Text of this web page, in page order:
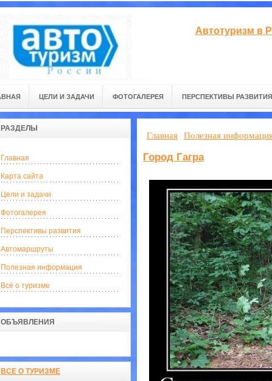
Автотуризм в
ЦЕЛИ И ЗАДАЧИ ФОТОГАЛЕРЕЯ ПЕРСПЕКТИВЫ РАЗВИТИЯ
РАЗДЕЛЫ
Главная
Карта сайта
Цели и задачи
Фотогалерея
Перспективы развития
Автомаршруты
Полезная информация
Всё о туризме
ОБЪЯВЛЕНИЯ
ВСЕ О ТУРИЗМЕ
Главная Полезная
Город Гагра